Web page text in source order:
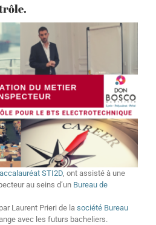
STI2D , ont assisté à une
au seins d’un Bureau de
Laurent Prieri de la société Bureau
avec les futurs bacheliers.